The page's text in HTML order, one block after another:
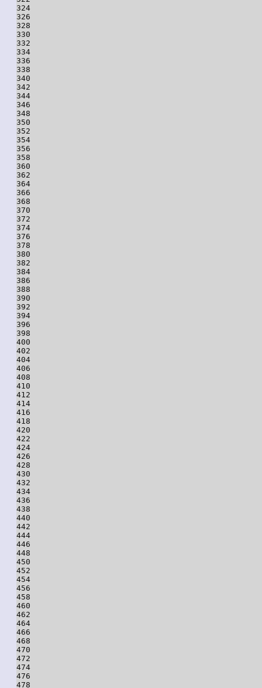
324
326
328
330
332
334
336
338
340
342
344
346
348
350
352
354
356
358
360
362
364
366
368
370
372
374
376
378
380
382
384
386
388
390
392
394
396
398
400
402
404
406
408
410
412
414
416
418
420
422
424
426
428
430
432
434
436
438
440
442
444
446
448
450
452
454
456
458
460
462
464
466
468
470
472
474
476
478